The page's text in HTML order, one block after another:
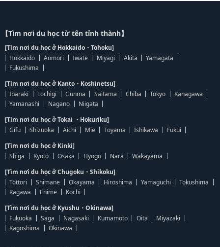
【Tìm nơi du học từ tên tỉnh thành】
[Tìm nơi du học ở Hokkaido・Tohoku]
Hokkaido
Aomori Iwate Miyagi Akita
Yamagata
Fukushima
[Tìm nơi du học ở Kanto・Koshinetsu]
Ibaraki
Tochigi Gunma Saitama Chiba Tokyo
Kanagawa
Yamanashi
Nagano
Niigata
[Tìm nơi du học ở Tokai ・Hokuriku]
Gifu
Shizuoka Aichi Mie Toyama Ishikawa
Fukui
[Tìm nơi du học ở Kinki]
Shiga
Kyoto Osaka Hyogo Nara
Wakayama
[Tìm nơi du học ở Chugoku・Shikoku]
Tottori
Shimane Okayama Hiroshima Yamaguchi
Tokushima
Kagawa
Ehime
Kochi
[Tìm nơi du học ở Kyushu・Okinawa]
Fukuoka
Saga Nagasaki Kumamoto Oita
Miyazaki
Kagoshima
Okinawa